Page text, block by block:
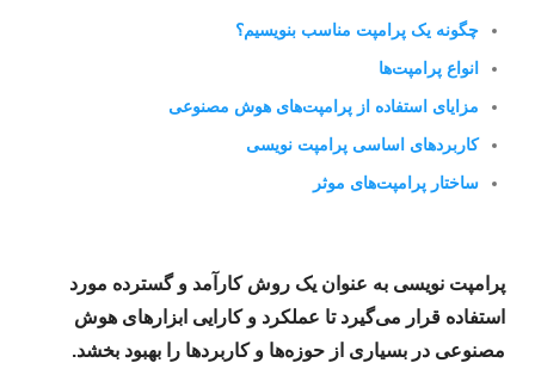
چگونه یک پرامپت مناسب بنویسیم؟
انواع پرامپت‌ها
مزایای استفاده از پرامپت‌های هوش مصنوعی
کاربردهای اساسی پرامپت نویسی
ساختار پرامپت‌های موثر
پرامپت نویسی به عنوان یک روش کارآمد و گسترده مورد
استفاده قرار می‌گیرد تا عملکرد و کارایی ابزارهای هوش
مصنوعی در بسیاری از حوزه‌ها و کاربردها را بهبود بخشد.